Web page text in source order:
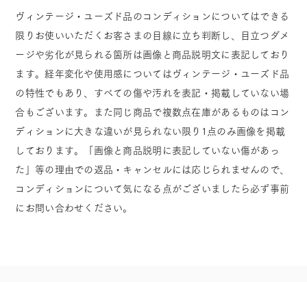
ヴィンテージ・ユーズド品のコンディションについてはできる
限りお使いいただくお客さまの目線に立ち判断し、目立つダメ
ージや劣化が見られる箇所は画像と商品説明文に表記しており
ます。経年変化や使用感についてはヴィンテージ・ユーズド品
の特性でもあり、すべての傷や汚れを表記・掲載していない場
合もございます。また同じ商品で複数点在庫があるものはコン
ディションに大きな違いが見られない限り1点のみ画像を掲載
しております。「画像と商品説明に表記していない傷があっ
た」等の理由での返品・キャンセルには応じられませんので、
コンディションについて気になる点がございましたら必ず事前
にお問い合わせください。